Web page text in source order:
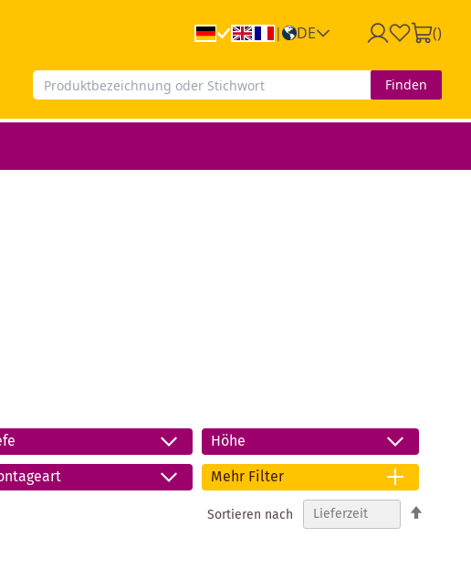
| DE ()
Finden
Höhe
Mehr Filter
Sortieren nach